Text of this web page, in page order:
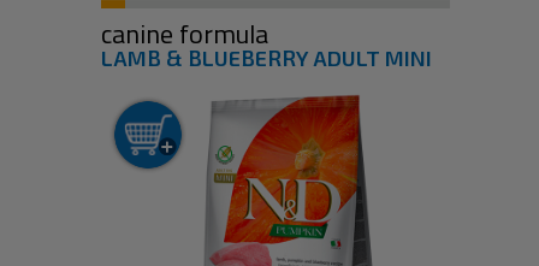
canine formula
LAMB & BLUEBERRY ADULT MINI